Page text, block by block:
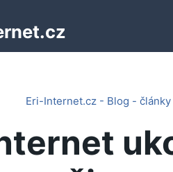
Eri-Internet.cz - Blog - články